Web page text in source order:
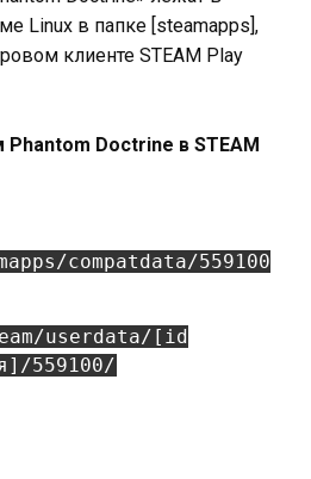
Linux в папке [steamapps],
клиенте STEAM Play
Phantom Doctrine в STEAM
compatdata/559100
userdata/[id
559100/